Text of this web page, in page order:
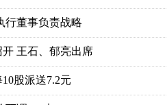
行董事负责战略
王石、郁亮出席
股派送7.2元